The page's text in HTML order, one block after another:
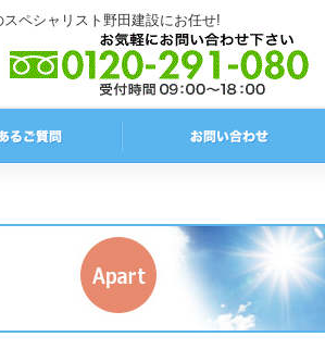
ペシャリスト野田建設にお任せ!